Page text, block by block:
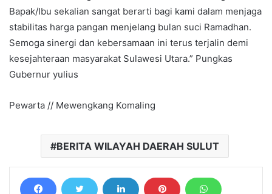
Bapak/Ibu sekalian sangat berarti bagi kami dalam menjaga
stabilitas harga pangan menjelang bulan suci Ramadhan.
Semoga sinergi dan kebersamaan ini terus terjalin demi
kesejahteraan masyarakat Sulawesi Utara.” Pungkas
Gubernur yulius
Pewarta // Mewengkang Komaling
BERITA WILAYAH DAERAH SULUT